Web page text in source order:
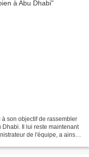
son objectif de rassembler
Dhabi. Il lui reste maintenant
de l'équipe, a ainsi